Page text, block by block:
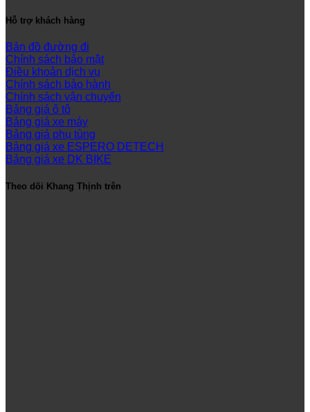
Hỗ trợ khách hàng
Bản đồ đường đi
Chính sách bảo mật
Điều khoản dịch vụ
Chính sách bảo hành
Chính sách vận chuyển
Bảng giá ô tô
Bảng giá xe máy
Bảng giá phụ tùng
Bảng giá xe ESPERO DETECH
Bảng giá xe DK BIKE
Theo dõi Khang Thịnh trên